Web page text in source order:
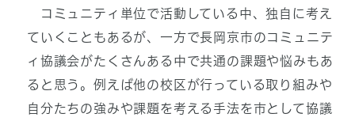
コミュニティ単位で活動している中、独自に考え
ていくこともあるが、一方で長岡京市のコミュニテ
ィ協議会がたくさんある中で共通の課題や悩みもあ
ると思う。例えば他の校区が行っている取り組みや
自分たちの強みや課題を考える手法を市として協議